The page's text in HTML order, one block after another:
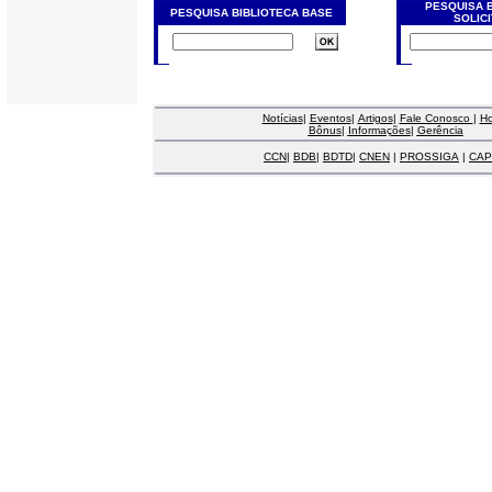
PESQUISA BIBLIOTECA BASE
PESQUISA
Notícias| Eventos| Artigos| Fale Conosco |
Bônus| Informações| Gerência
CCN| BDB| BDTD| CNEN | PROSSIGA |